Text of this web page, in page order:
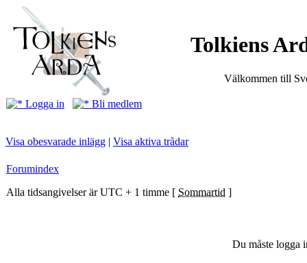
Tolkiens
Välkommen till
Logga in Bli medlem
Visa obesvarade inlägg | Visa aktiva trådar
Forumindex
Alla tidsangivelser är UTC + 1 timme [ Sommartid ]
Du måste logga